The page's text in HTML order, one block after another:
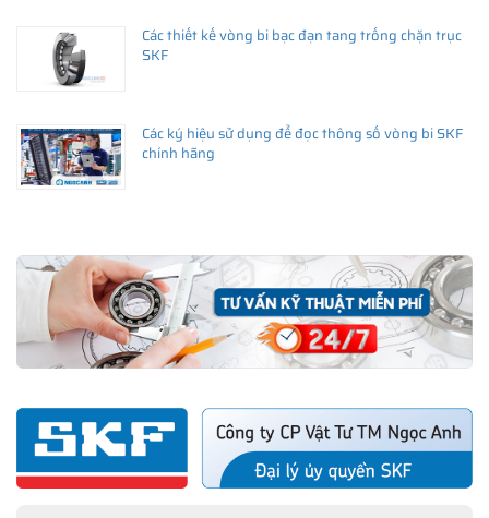
Các thiết kế vòng bi bạc đạn tang trống chặn trục
SKF
Các ký hiệu sử dụng để đọc thông số vòng bi SKF
chính hãng